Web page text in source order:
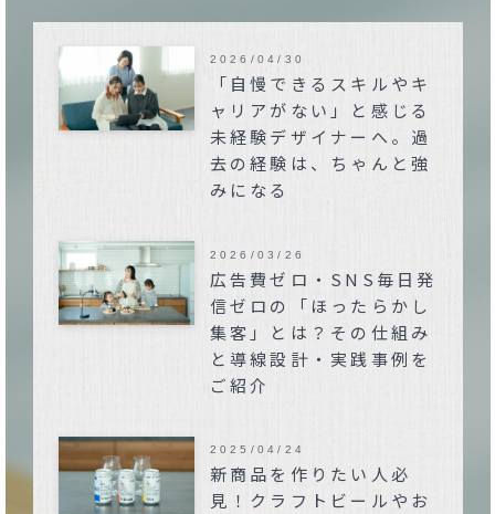
「自慢できるスキルやキ
ャリアがない」と感じる
未経験デザイナーへ。過
去の経験は、ちゃんと強
みになる
2026/04/30
広告費ゼロ・SNS毎日発
信ゼロの「ほったらかし
集客」とは？その仕組み
と導線設計・実践事例を
ご紹介
2026/03/26
新商品を作りたい人必
見！クラフトビールやお
2025/04/24